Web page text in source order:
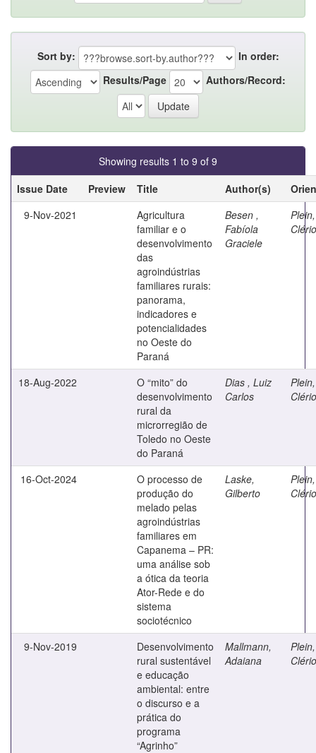
Sort by:
In order:
Results/Page
Authors/Record:
Showing results 1 to 9 of 9
Issue Date
Preview Title Author(s)
9-Nov-2021
Agricultura
familiar e o
desenvolvimento
das
agroindústrias
familiares rurais:
panorama,
indicadores e
potencialidades
no Oeste do
Paraná
Besen ,
Fabíola
Graciele
Plein,
Clério
18-Aug-2022
O “mito” do
desenvolvimento
rural da
microrregião de
Toledo no Oeste
do Paraná
Dias , Luiz
Carlos
Plein,
Clério
16-Oct-2024
O processo de
produção do
melado pelas
agroindústrias
familiares em
Capanema – PR:
uma análise sob
a ótica da teoria
Ator-Rede e do
sistema
sociotécnico
Laske,
Gilberto
Plein,
Clério
9-Nov-2019
Desenvolvimento
rural sustentável
e educação
ambiental: entre
o discurso e a
prática do
programa
“Agrinho”
Mallmann,
Adaiana
Plein,
Clério